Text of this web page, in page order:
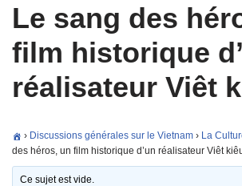
Le sang des
film historique
réalisateur Viêt
› Discussions générales sur le Vietnam › La
des héros, un film historique d’un réalisateur Viêt
Ce sujet est vide.